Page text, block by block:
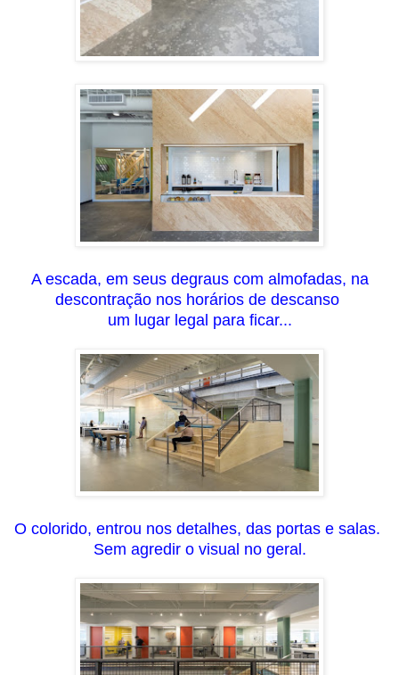
A escada, em seus degraus com almofadas, na
descontração nos horários de descanso
um lugar legal para ficar...
O colorido, entrou nos detalhes, das portas e salas.
Sem agredir o visual no geral.